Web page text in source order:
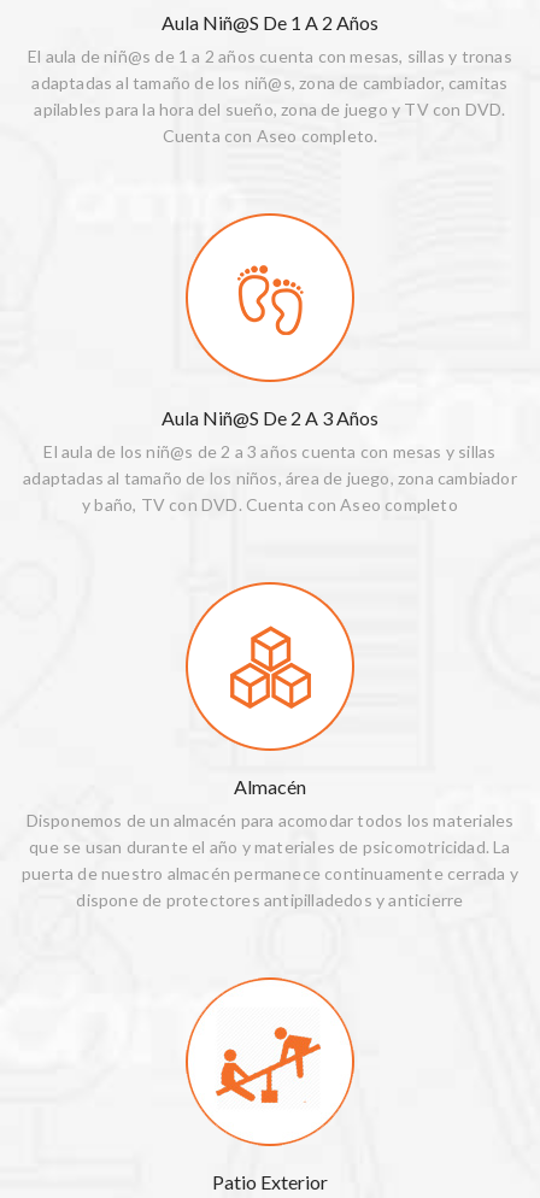
Aula Niñ@s De 1 A 2 Años
El aula de niñ@s de 1 a 2 años cuenta con mesas, sillas y tronas
adaptadas al tamaño de los niñ@s, zona de cambiador, camitas
apilables para la hora del sueño, zona de juego y TV con DVD.
Cuenta con Aseo completo.
Aula Niñ@s De 2 A 3 Años
El aula de los niñ@s de 2 a 3 años cuenta con mesas y sillas
adaptadas al tamaño de los niños, área de juego, zona cambiador
y baño, TV con DVD. Cuenta con Aseo completo
Almacén
Disponemos de un almacén para acomodar todos los materiales
que se usan durante el año y materiales de psicomotricidad. La
puerta de nuestro almacén permanece continuamente cerrada y
dispone de protectores antipilladedos y anticierre
Patio Exterior